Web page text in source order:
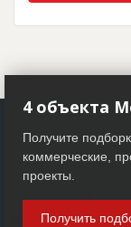
4 объекта
Получите
коммерческие,
проекты.
Получить